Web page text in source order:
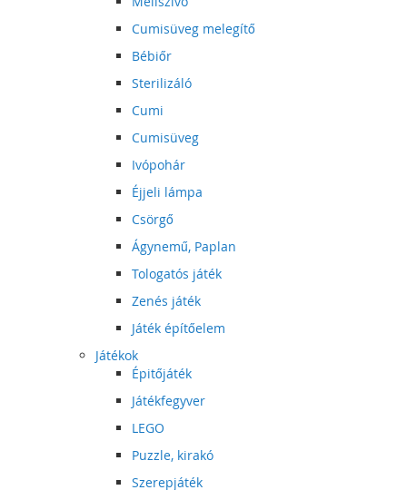
Cumisüveg melegítő
Bébiőr
Sterilizáló
Cumi
Cumisüveg
Ivópohár
Éjjeli lámpa
Csörgő
Ágynemű, Paplan
Tologatós játék
Zenés játék
Játék építőelem
Játékok
Épitőjáték
Játékfegyver
LEGO
Puzzle, kirakó
Szerepjáték